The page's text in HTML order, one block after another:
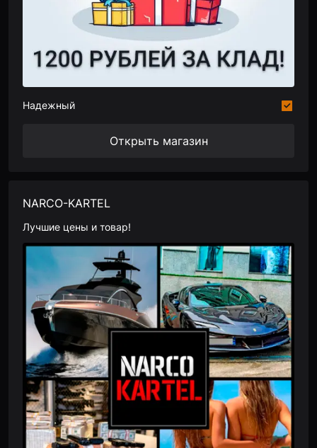
Надежный
Открыть магазин
NARCO-KARTEL
Лучшие цены и товар!